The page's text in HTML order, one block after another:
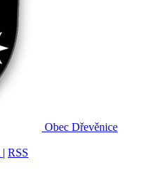
Obec Dřevěnice
| RSS